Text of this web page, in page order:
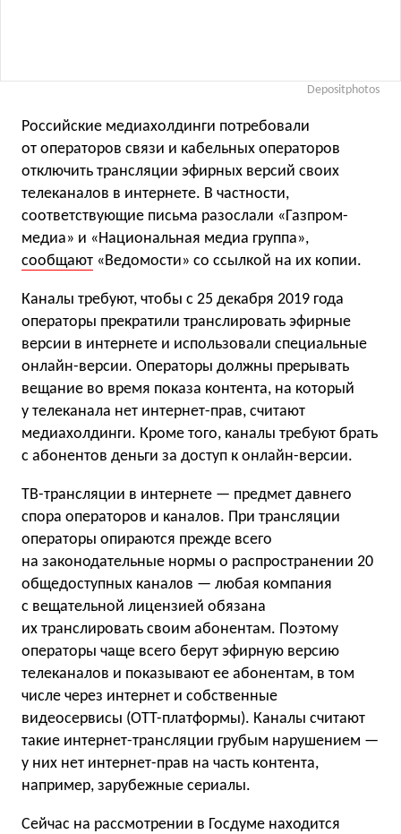
Depositphotos
Российские медиахолдинги потребовали
от операторов связи и кабельных операторов
отключить трансляции эфирных версий своих
телеканалов в интернете. В частности,
соответствующие письма разослали «Газпром-
медиа» и «Национальная медиа группа»,
сообщают «Ведомости» со ссылкой на их копии.
Каналы требуют, чтобы с 25 декабря 2019 года
операторы прекратили транслировать эфирные
версии в интернете и использовали специальные
онлайн-версии. Операторы должны прерывать
вещание во время показа контента, на который
у телеканала нет интернет-прав, считают
медиахолдинги. Кроме того, каналы требуют брать
с абонентов деньги за доступ к онлайн-версии.
ТВ-трансляции в интернете — предмет давнего
спора операторов и каналов. При трансляции
операторы опираются прежде всего
на законодательные нормы о распространении 20
общедоступных каналов — любая компания
с вещательной лицензией обязана
их транслировать своим абонентам. Поэтому
операторы чаще всего берут эфирную версию
телеканалов и показывают ее абонентам, в том
числе через интернет и собственные
видеосервисы (OTT-платформы). Каналы считают
такие интернет-трансляции грубым нарушением —
у них нет интернет-прав на часть контента,
например, зарубежные сериалы.
Сейчас на рассмотрении в Госдуме находится